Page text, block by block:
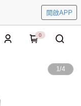
開啟APP
0
1/4